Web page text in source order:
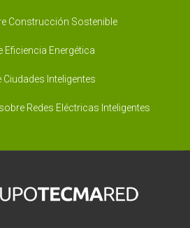
Construcción Sostenible
Eficiencia Energética
Ciudades Inteligentes
Redes Eléctricas Inteligentes